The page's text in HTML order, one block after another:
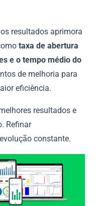
resultados aprimora
taxa de abertura
e o tempo médio do
de melhoria para
eficiência.
resultados e
Refinar
constante.